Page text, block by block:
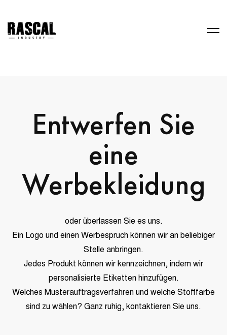
Entwerfen Sie
eine
Werbekleidung
oder überlassen Sie es uns.
Ein Logo und einen Werbespruch können wir an beliebiger
Stelle anbringen.
Jedes Produkt können wir kennzeichnen, indem wir
personalisierte Etiketten hinzufügen.
Welches Musterauftragsverfahren und welche Stofffarbe
sind zu wählen? Ganz ruhig, kontaktieren Sie uns.